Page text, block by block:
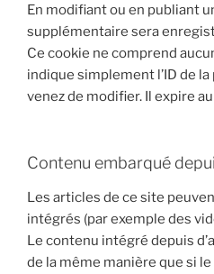
En modifiant ou en publiant
supplémentaire sera
Ce cookie ne comprend
indique simplement l’ID de
venez de modifier. Il expire
Contenu embarqué
Les articles de ce site
intégrés (par exemple des
Le contenu intégré depuis
de la même manière que si